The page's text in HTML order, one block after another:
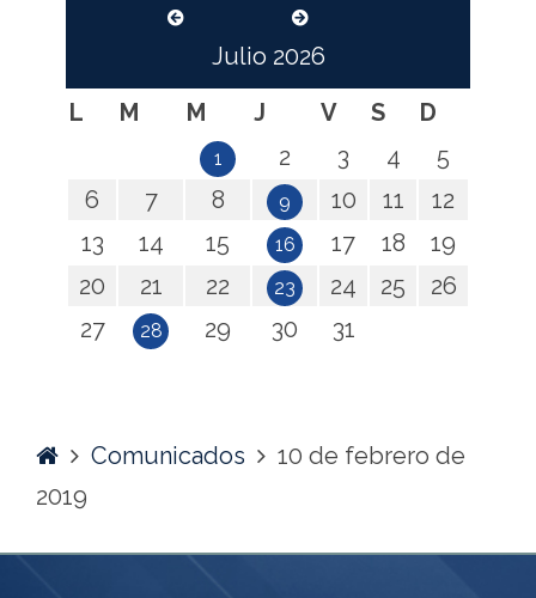
Julio 2026
L
M M J V S D
1 2 3 4
5
6
7 8 9 10 11
12
13
14 15 16 17 18
19
20
21 22 23 24 25
26
27
28 29 30 31
HomeComunicados
10 de febrero de
2019